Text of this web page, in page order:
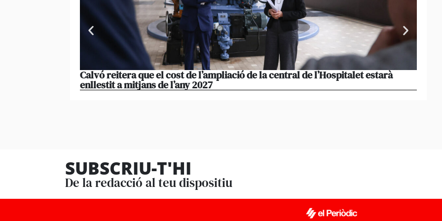
Calvó reitera que el cost de l’ampliació de la central de l’Hospitalet estarà
enllestit a mitjans de l’any 2027
SUBSCRIU-T'HI
De la redacció al teu dispositiu